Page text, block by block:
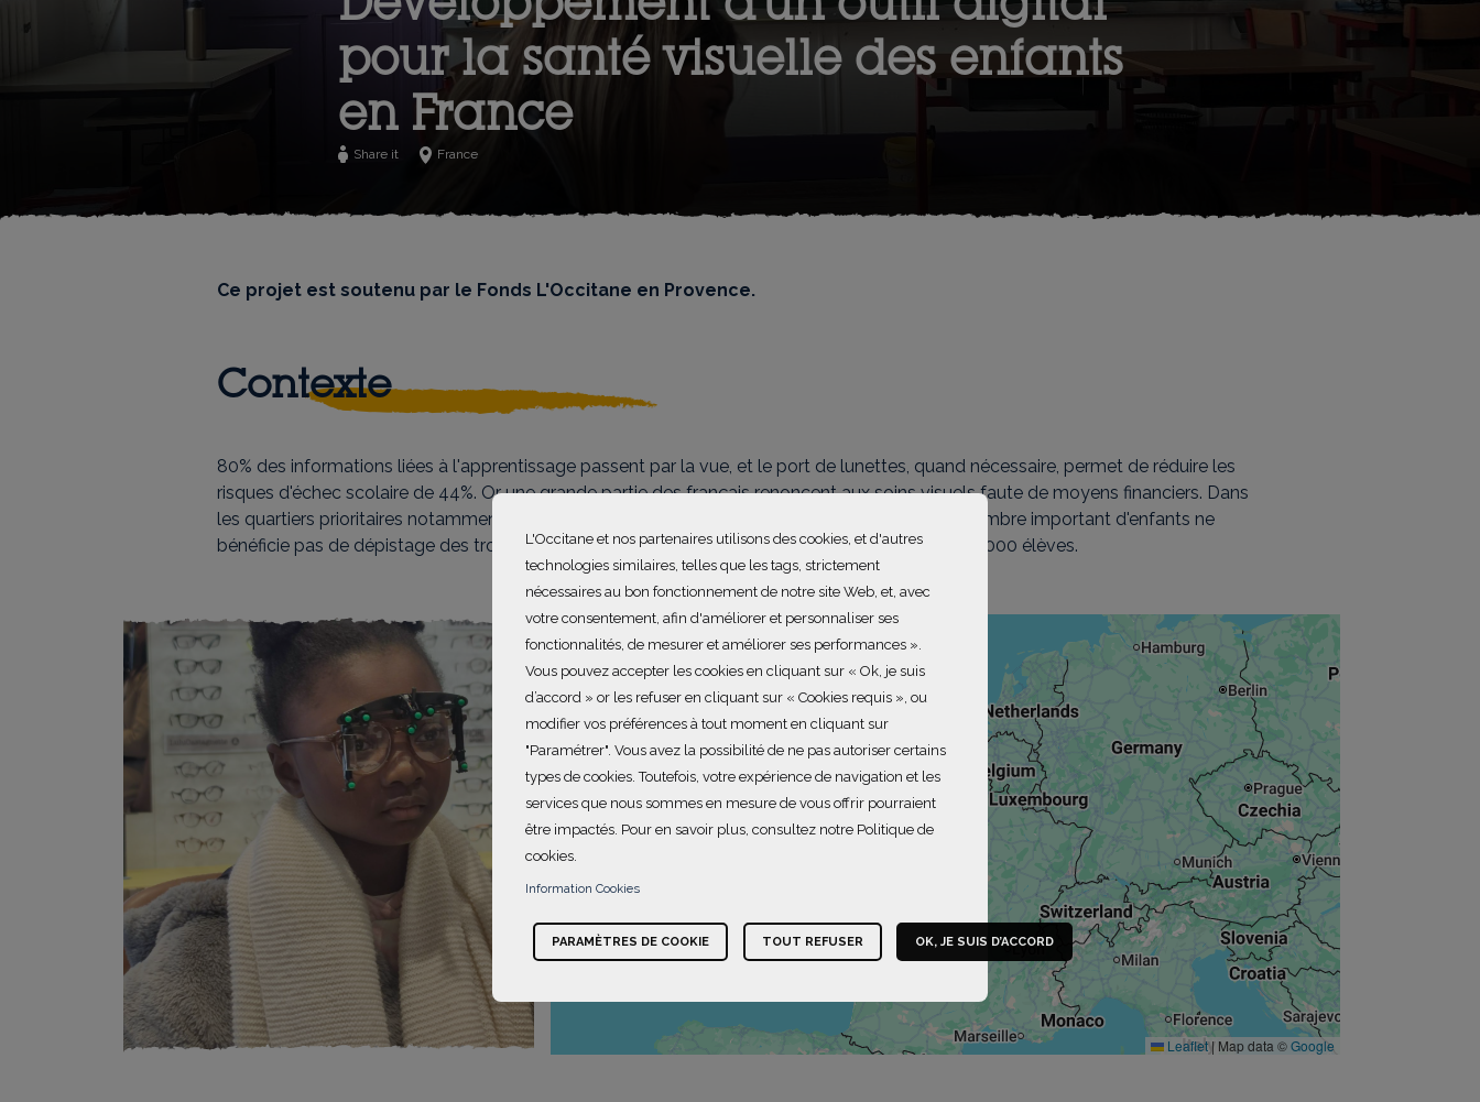
pour la santé visuelle des enfants
en France
Share it France
Ce projet est soutenu par le Fonds L'Occitane en Provence.
Contexte
80% des informations liées à l'apprentissage passent par la vue, et le port de lunettes, quand nécessaire, permet de réduire les
risques d'échec scolaire de 44%. Or une grande partie des français renoncent aux soins visuels faute de moyens financiers. Dans
les quartiers prioritaires notamment la médecine scolaire manque souvent de moyens et un nombre important d'enfants ne
bénéficie pas de dépistage des troubles visuels: il y a en moyenne un médecin scolaire pour 12 000 élèves.
+
−
Leaflet | Map data ©Google
L'Occitane et nos partenaires utilisons des cookies, et d'autres
technologies similaires, telles que les tags, strictement
nécessaires au bon fonctionnement de notre site Web, et, avec
votre consentement, afin d'améliorer et personnaliser ses
fonctionnalités, de mesurer et améliorer ses performances ».
Vous pouvez accepter les cookies en cliquant sur « Ok, je suis
d’accord » or les refuser en cliquant sur « Cookies requis », ou
modifier vos préférences à tout moment en cliquant sur
"Paramétrer". Vous avez la possibilité de ne pas autoriser certains
types de cookies. Toutefois, votre expérience de navigation et les
services que nous sommes en mesure de vous offrir pourraient
être impactés. Pour en savoir plus, consultez notre Politique de
cookies.
Information Cookies
PARAMÈTRES DE COOKIE TOUT REFUSER OK, JE SUIS D’ACCORD